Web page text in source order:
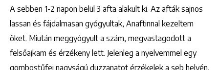
A sebben 1-2 napon belül 3 afta alakult ki. Az afták sajnos
lassan és fájdalmasan gyógyultak, Anaftinnal kezeltem
őket. Miután meggyógyult a szám, megvastagodott a
felsőajkam és érzékeny lett. Jelenleg a nyelvemmel egy
gombostűfej nagyságú duzzanatot érzékelek a seb helyén.